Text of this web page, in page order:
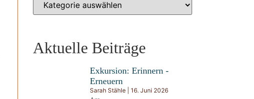
Aktuelle Beiträge
Exkursion: Erinnern -
Erneuern
Sarah Stähle 16. Juni 2026